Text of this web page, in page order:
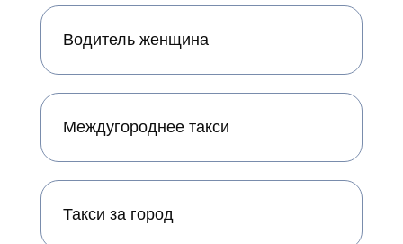
Водитель женщина
Междугороднее такси
Такси за город